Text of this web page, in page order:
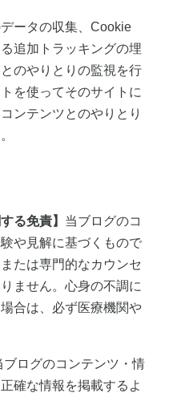
ータの収集、Cookie
追加トラッキングの埋
のやりとりの監視を行
を使ってそのサイトに
ンテンツとのやりとり
る免責】 当ブログのコ
や見解に基づくもので
たは専門的なカウンセ
ません。心身の不調に
合は、必ず医療機関や
ブログのコンテンツ・情
確な情報を掲載するよ